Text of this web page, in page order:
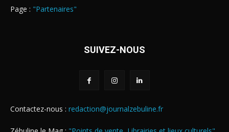
Page : "Partenaires"
SUIVEZ-NOUS
Contactez-nous : redaction@journalzebuline.fr